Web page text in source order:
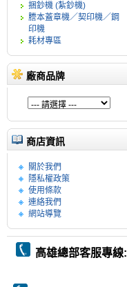
捆鈔機 (紮鈔機)
謄本蓋章機／契印機／鋼
印機
耗材專區
廠商品牌
商店資訊
關於我們
隱私權政策
使用條款
連絡我們
網站導覽
高雄總部客服專線: